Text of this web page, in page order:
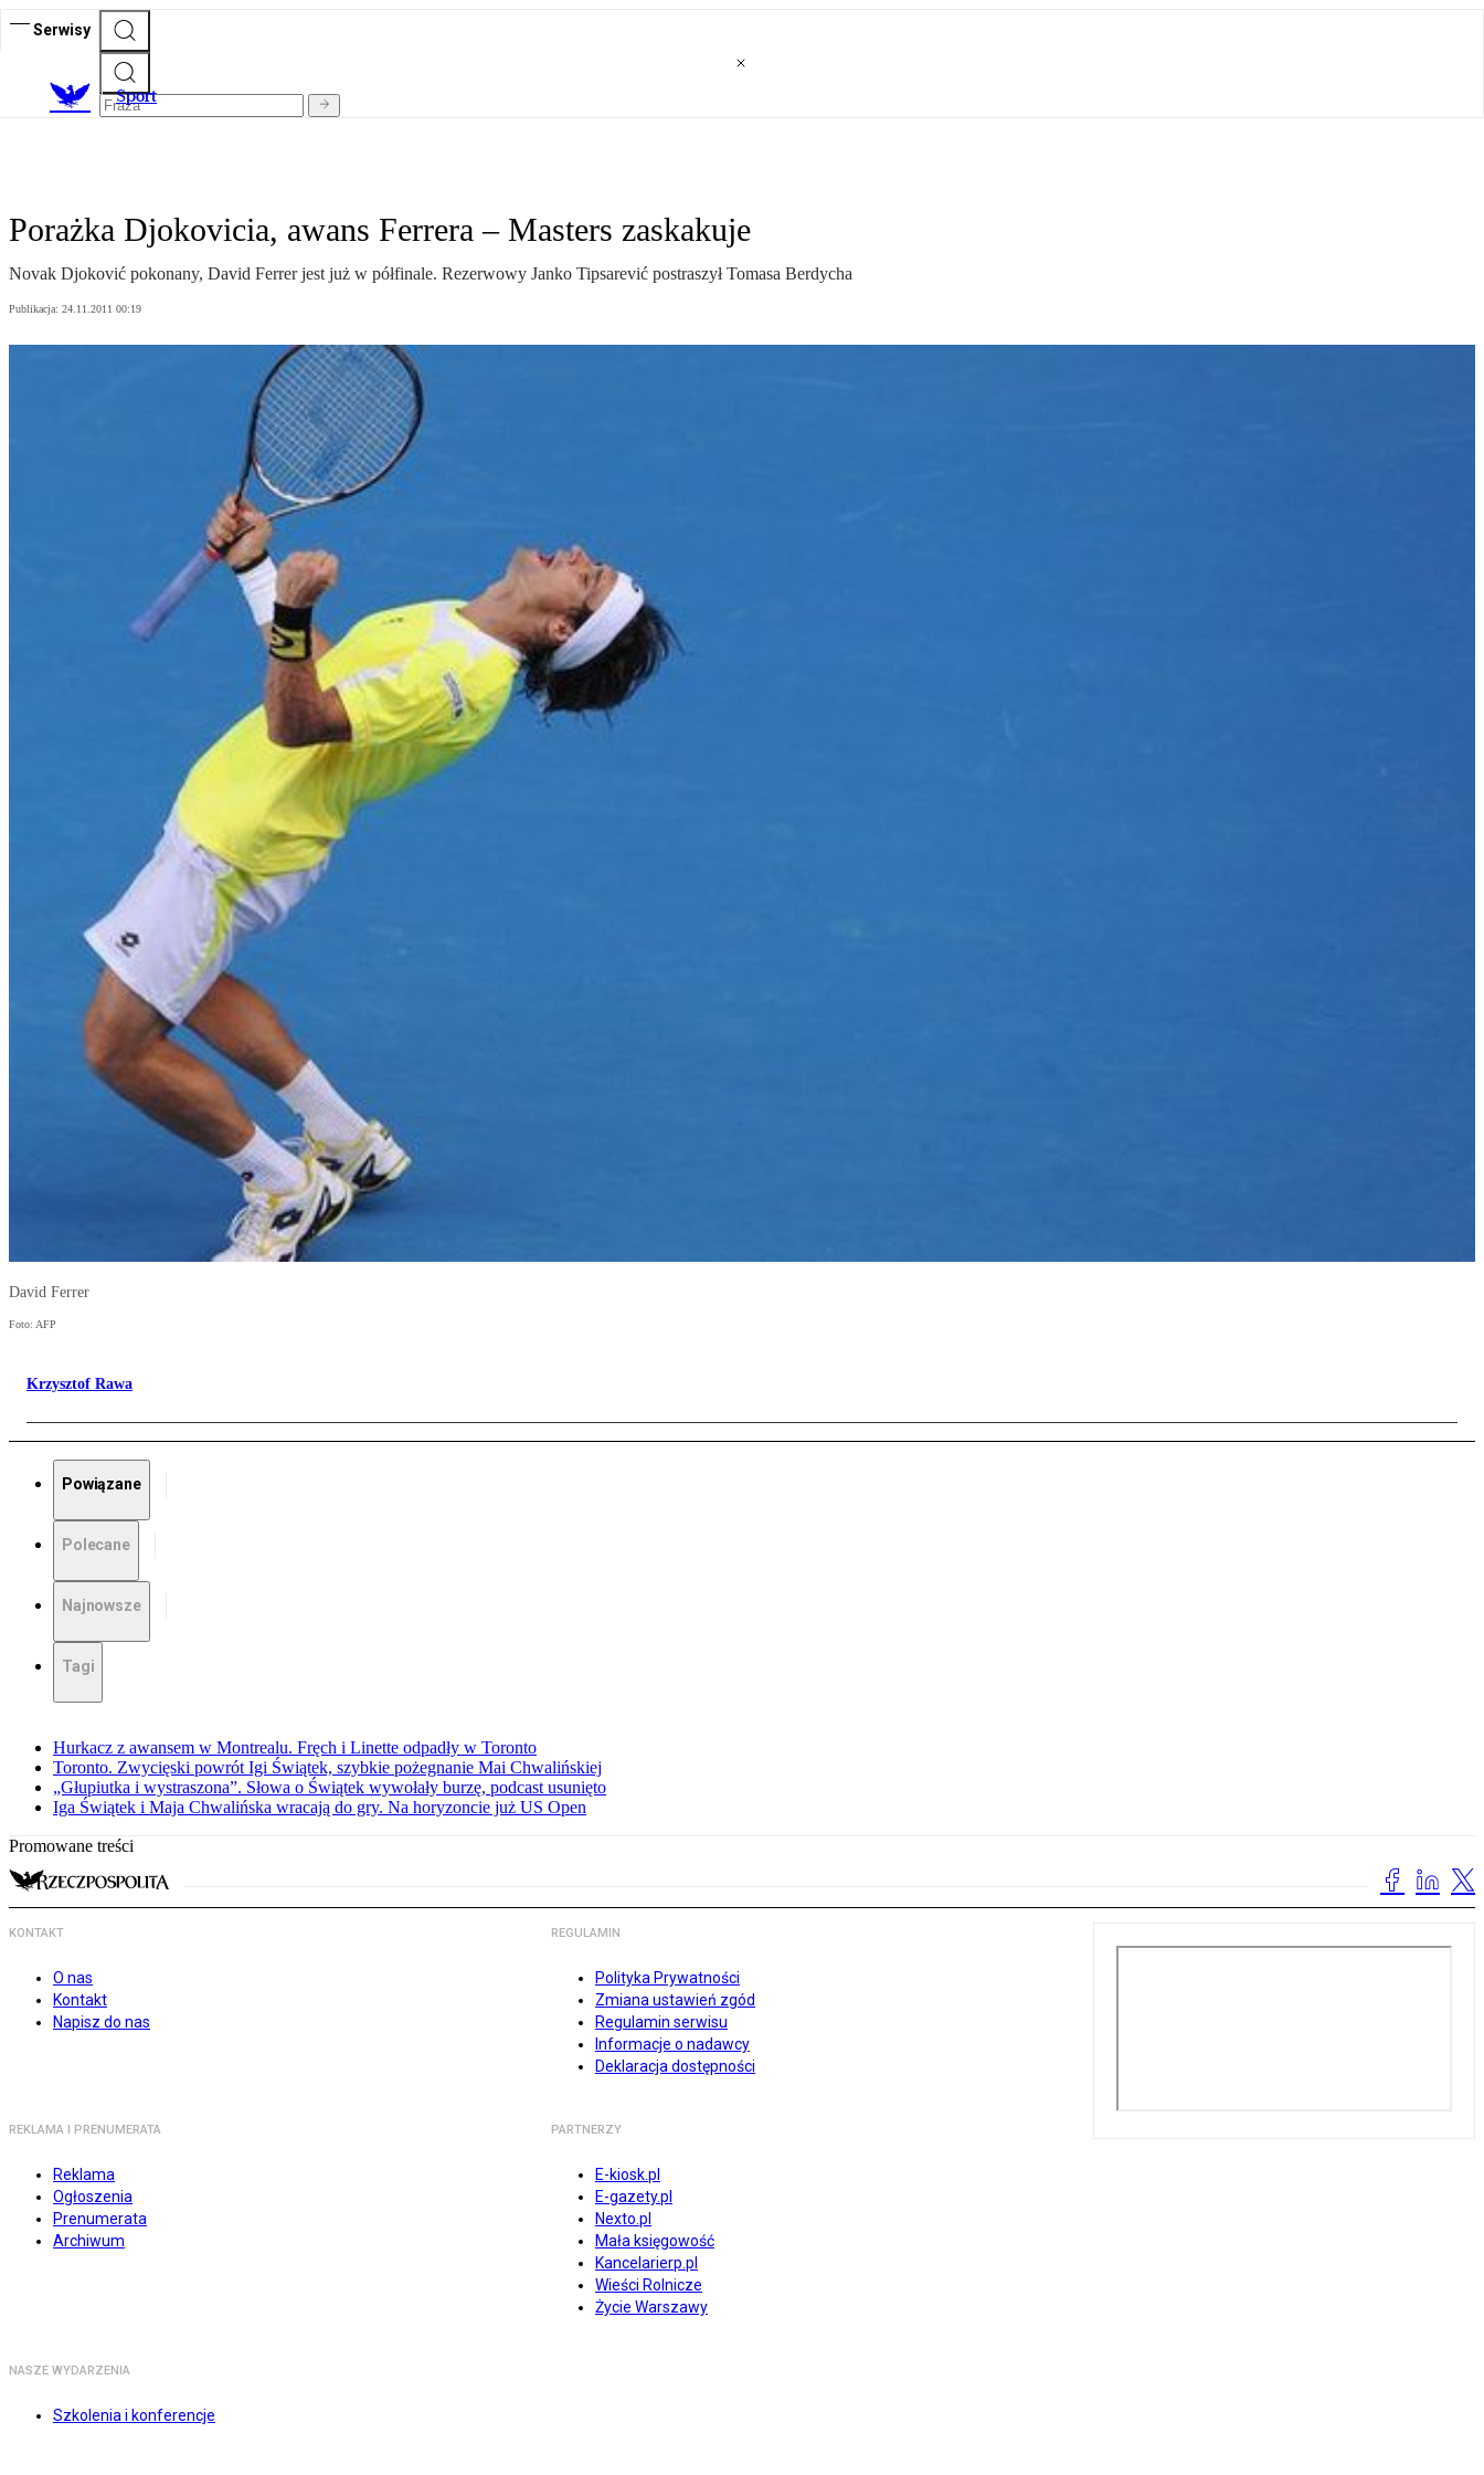
Serwisy
Sport
Porażka Djokovicia, awans Ferrera – Masters zaskakuje
Novak Djoković pokonany, David Ferrer jest już w półfinale. Rezerwowy Janko Tipsarević postraszył Tomasa Berdycha
Publikacja: 24.11.2011 00:19
David Ferrer
Foto: AFP
Krzysztof Rawa
Powiązane
Polecane
Najnowsze
Tagi
Hurkacz z awansem w Montrealu. Fręch i Linette odpadły w Toronto
Toronto. Zwycięski powrót Igi Świątek, szybkie pożegnanie Mai Chwalińskiej
„Głupiutka i wystraszona”. Słowa o Świątek wywołały burzę, podcast usunięto
Iga Świątek i Maja Chwalińska wracają do gry. Na horyzoncie już US Open
Promowane treści
KONTAKT
O nas
Kontakt
Napisz do nas
REGULAMIN
Polityka Prywatności
Zmiana ustawień zgód
Regulamin serwisu
Informacje o nadawcy
Deklaracja dostępności
REKLAMA I PRENUMERATA
Reklama
Ogłoszenia
Prenumerata
Archiwum
PARTNERZY
E-kiosk.pl
E-gazety.pl
Nexto.pl
Mała księgowość
Kancelarierp.pl
Wieści Rolnicze
Życie Warszawy
NASZE WYDARZENIA
Szkolenia i konferencje